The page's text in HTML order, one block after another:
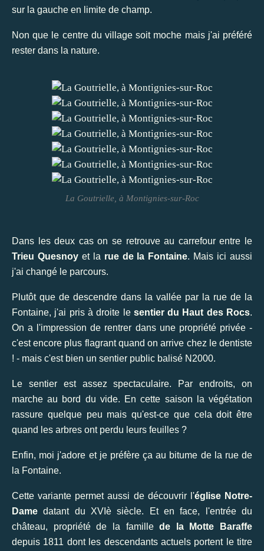
sur la gauche en limite de champ.
Non que le centre du village soit moche mais j'ai préféré
rester dans la nature.
La Goutrielle, à Montignies-sur-Roc
Dans les deux cas on se retrouve au carrefour entre le
Trieu Quesnoyet la rue de la Fontaine. Mais ici aussi
j'ai changé le parcours.
Plutôt que de descendre dans la vallée par la rue de la
Fontaine, j'ai pris à droite le sentier du Haut des Rocs.
On a l'impression de rentrer dans une propriété privée -
c'est encore plus flagrant quand on arrive chez le dentiste
! - mais c'est bien un sentier public balisé N2000.
Le sentier est assez spectaculaire. Par endroits, on
marche au bord du vide. En cette saison la végétation
rassure quelque peu mais qu'est-ce que cela doit être
quand les arbres ont perdu leurs feuilles ?
Enfin, moi j'adore et je préfère ça au bitume de la rue de
la Fontaine.
Cette variante permet aussi de découvrir l'église Notre-
Dame datant du XVIè siècle. Et en face, l'entrée du
château, propriété de la famillede la Motte Baraffe
depuis 1811 dont les descendants actuels portent le titre